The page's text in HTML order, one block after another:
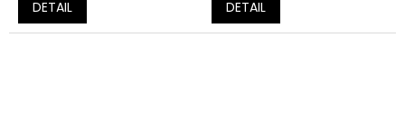
DETAIL DETAIL